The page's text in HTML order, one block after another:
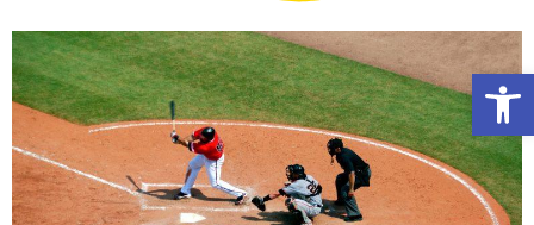
פתח סרגל נגישות